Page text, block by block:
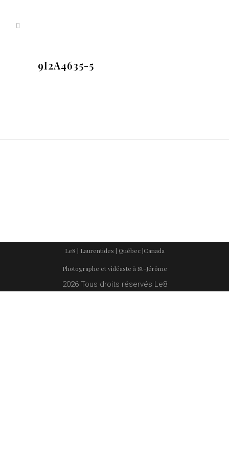
9I2A4635-5
Le8 | Laurentides | Québec |Canada
Photographe et vidéaste à St-Jérôme
2026 Tous droits réservés Le8